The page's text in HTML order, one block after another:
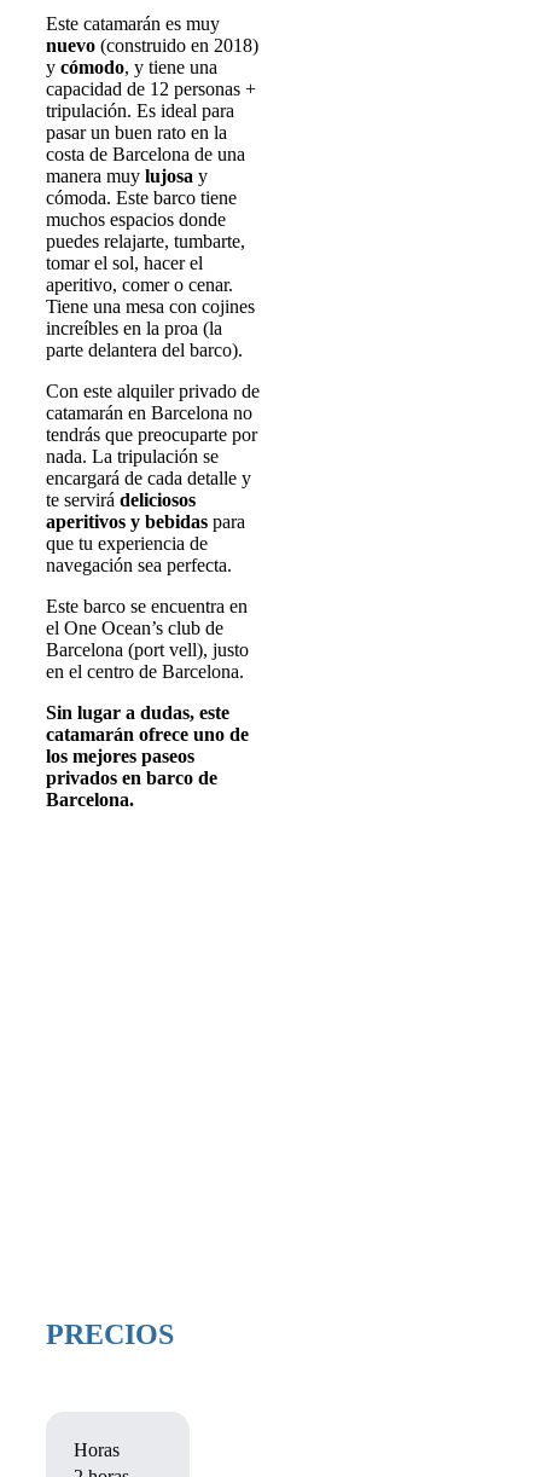
Este catamarán es muy
nuevo (construido en 2018)
y cómodo, y tiene una
capacidad de 12 personas +
tripulación. Es ideal para
pasar un buen rato en la
costa de Barcelona de una
manera muy lujosa y
cómoda. Este barco tiene
muchos espacios donde
puedes relajarte, tumbarte,
tomar el sol, hacer el
aperitivo, comer o cenar.
Tiene una mesa con cojines
increíbles en la proa (la
parte delantera del barco).
Con este alquiler privado de
catamarán en Barcelona no
tendrás que preocuparte por
nada. La tripulación se
encargará de cada detalle y
te servirá deliciosos
aperitivos y bebidas para
que tu experiencia de
navegación sea perfecta.
Este barco se encuentra en
el One Ocean’s club de
Barcelona (port vell), justo
en el centro de Barcelona.
Sin lugar a dudas, este
catamarán ofrece uno de
los mejores paseos
privados en barco de
Barcelona.
PRECIOS
Horas